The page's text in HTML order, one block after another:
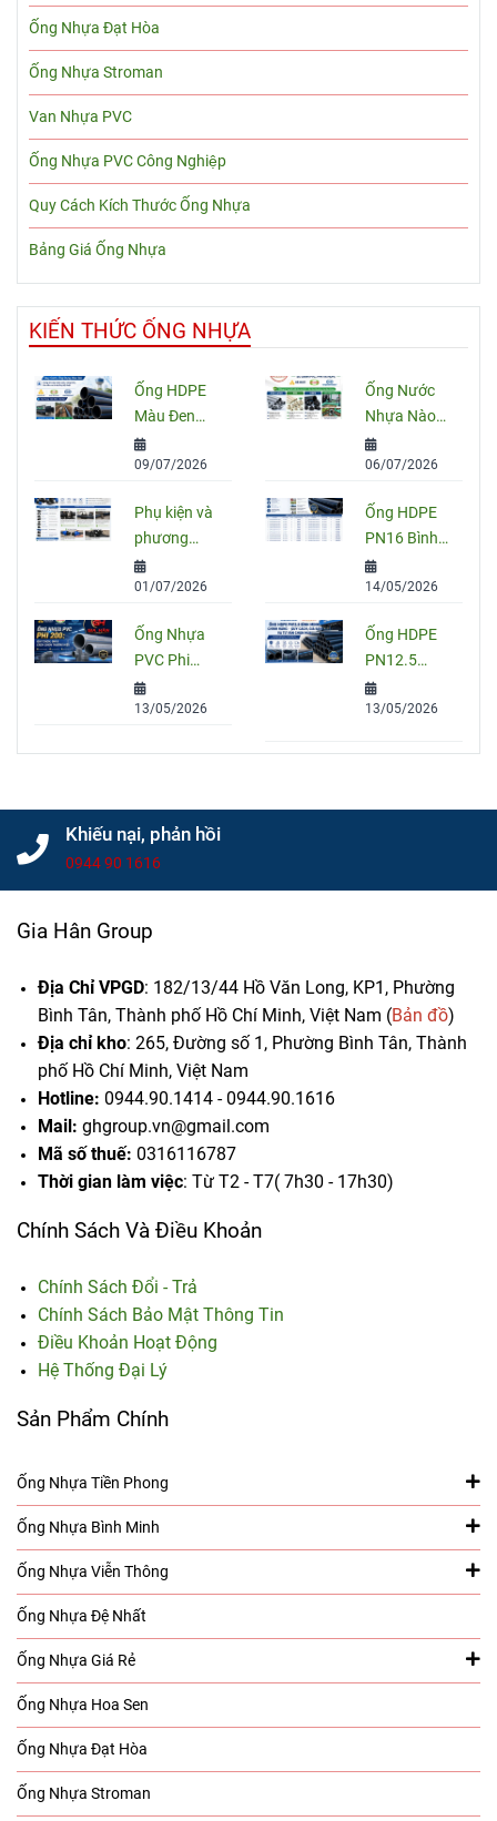
Ống Nhựa Đạt Hòa
Ống Nhựa Stroman
Van Nhựa PVC
Ống Nhựa PVC Công Nghiệp
Quy Cách Kích Thước Ống Nhựa
Bảng Giá Ống Nhựa
KIẾN THỨC ỐNG NHỰA
Ống HDPE
Màu Đen
Sọc Xanh:
Quy Cách,
Và Cách
Chọn Đúng
09/07/2026
Ống Nước
Nhựa Nào
Tốt Nhất
Hiện Nay?
PVC, PPR
Và HDPE
06/07/2026
Phụ kiện và
phương
pháp nối
ống HDPE
thuật
01/07/2026
Ống HDPE
PN16 Bình
Minh: Quy
Cách, Báo
Chọn Đúng
Cho Công
Trình
14/05/2026
Ống Nhựa
PVC Phi
200: Quy
Cách, Giá
Trình
13/05/2026
Ống HDPE
PN12.5
Bình Minh
Chính Hãng
Chọn Mua
13/05/2026
Khiếu nại, phản hồi
0944 90 1616
Gia Hân Group
Địa Chỉ VPGD: 182/13/44 Hồ Văn Long, KP1, Phường
Bình Tân, Thành phố Hồ Chí Minh, Việt Nam (Bản đồ)
Địa chỉ kho: 265, Đường số 1, Phường Bình Tân, Thành
phố Hồ Chí Minh, Việt Nam
Hotline: 0944.90.1414 - 0944.90.1616
Mail: ghgroup.vn@gmail.com
Mã số thuế: 0316116787
Thời gian làm việc: Từ T2 - T7( 7h30 - 17h30)
Chính Sách Và Điều Khoản
Chính Sách Đổi - Trả
Chính Sách Bảo Mật Thông Tin
Điều Khoản Hoạt Động
Hệ Thống Đại Lý
Sản Phẩm Chính
Ống Nhựa Tiền Phong
Ống Nhựa Bình Minh
Ống Nhựa Viễn Thông
Ống Nhựa Đệ Nhất
Ống Nhựa Giá Rẻ
Ống Nhựa Hoa Sen
Ống Nhựa Đạt Hòa
Ống Nhựa Stroman